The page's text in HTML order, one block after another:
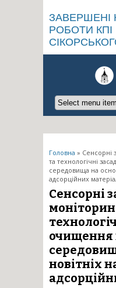
ЗАВЕРШЕНІ
РОБОТИ КПІ
Ви є тут
Головна » Сенсорні
та технологічні
середовища на
адсорційних
Сенсорні
очищення
новітніх